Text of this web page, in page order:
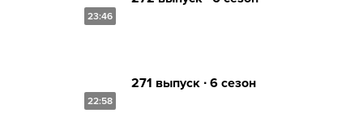
23:46
22:58
271 выпуск ∙ 6 сезон